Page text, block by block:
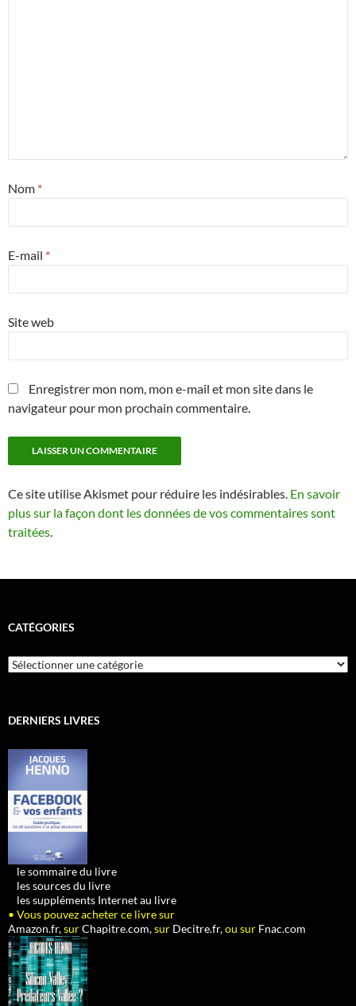
Nom *
E-mail *
Site web
Enregistrer mon nom, mon e-mail et mon site dans le
navigateur pour mon prochain commentaire.
Ce site utilise Akismet pour réduire les indésirables. En savoir
plus sur la façon dont les données de vos commentaires sont
traitées.
CATÉGORIES
Catégories
DERNIERS LIVRES
le sommaire du livre
les sources du livre
les suppléments Internet au livre
• Vous pouvez acheter ce livre sur
Amazon.fr,surChapitre.com,sur Decitre.fr,ou sur Fnac.com